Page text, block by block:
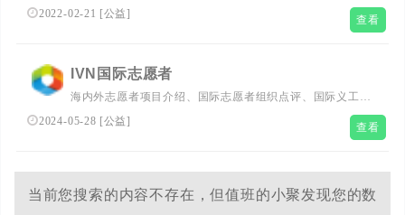
打造公益服务平台,推动社会公益事业的向前发展。新浪公
益通过关注社会公益热点、报道社会公益事件、营造公益爱
2022-02-21 [公益] 查看
IVN国际志愿者
海内外志愿者项目介绍、国际志愿者组织点评、国际义工申
请人招募、全球志愿者协会推荐、国内外义工旅行活动组
织、间隔年文化推广、国际志愿者义工生活经历分享！免费
业的国际志愿者义工旅行项目申请咨询和培训。Global
Volunteer,International Volunteer,GAP YEAR,voluntourism
2024-05-28 [公益] 查看
当前您搜索的内容不存在，但值班的小聚发现您的数